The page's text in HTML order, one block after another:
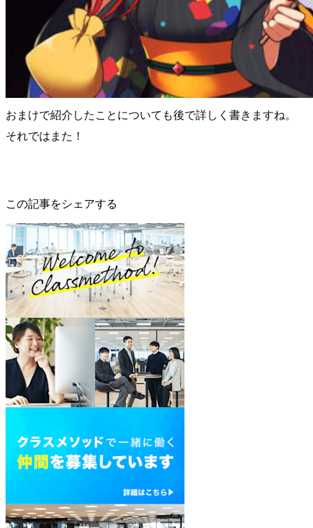
おまけで紹介したことについても後で詳しく書きますね。
それではまた！
この記事をシェアする